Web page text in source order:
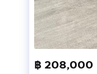
฿ 208,000